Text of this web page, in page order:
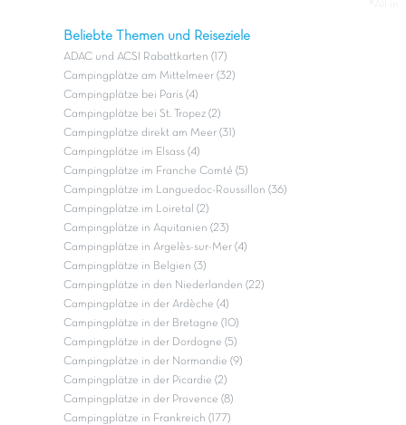
Beliebte Themen und Reiseziele
ADAC und ACSI Rabattkarten (17)
Campingplätze am Mittelmeer (32)
Campingplätze bei Paris (4)
Campingplätze bei St. Tropez (2)
Campingplätze direkt am Meer (31)
Campingplätze im Elsass (4)
Campingplätze im Franche Comté (5)
Campingplätze im Languedoc-Roussillon (36)
Campingplätze im Loiretal (2)
Campingplätze in Aquitanien (23)
Campingplätze in Argelès-sur-Mer (4)
Campingplätze in Belgien (3)
Campingplätze in den Niederlanden (22)
Campingplätze in der Ardèche (4)
Campingplätze in der Bretagne (10)
Campingplätze in der Dordogne (5)
Campingplätze in der Normandie (9)
Campingplätze in der Picardie (2)
Campingplätze in der Provence (8)
Campingplätze in Frankreich (177)